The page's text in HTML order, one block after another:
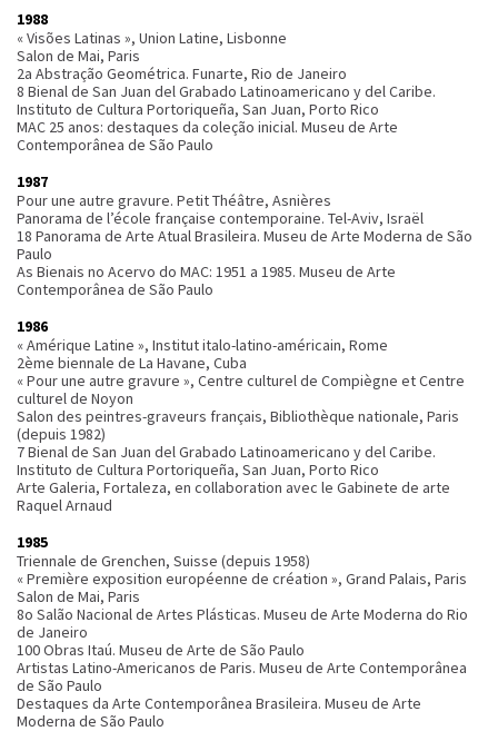
1988
« Visões Latinas », Union Latine, Lisbonne
Salon de Mai, Paris
2a Abstração Geométrica. Funarte, Rio de Janeiro
8 Bienal de San Juan del Grabado Latinoamericano y del Caribe.
Instituto de Cultura Portoriqueña, San Juan, Porto Rico
MAC 25 anos: destaques da coleção inicial. Museu de Arte
Contemporânea de São Paulo
1987
Pour une autre gravure. Petit Théâtre, Asnières
Panorama de l’école française contemporaine. Tel-Aviv, Israël
18 Panorama de Arte Atual Brasileira. Museu de Arte Moderna de São
Paulo
As Bienais no Acervo do MAC: 1951 a 1985. Museu de Arte
Contemporânea de São Paulo
1986
« Amérique Latine », Institut italo-latino-américain, Rome
2ème biennale de La Havane, Cuba
« Pour une autre gravure », Centre culturel de Compiègne et Centre
culturel de Noyon
Salon des peintres-graveurs français, Bibliothèque nationale, Paris
(depuis 1982)
7 Bienal de San Juan del Grabado Latinoamericano y del Caribe.
Instituto de Cultura Portoriqueña, San Juan, Porto Rico
Arte Galeria, Fortaleza, en collaboration avec le Gabinete de arte
Raquel Arnaud
1985
Triennale de Grenchen, Suisse (depuis 1958)
« Première exposition européenne de création », Grand Palais, Paris
Salon de Mai, Paris
8o Salão Nacional de Artes Plásticas. Museu de Arte Moderna do Rio
de Janeiro
100 Obras Itaú. Museu de Arte de São Paulo
Artistas Latino-Americanos de Paris. Museu de Arte Contemporânea
de São Paulo
Destaques da Arte Contemporânea Brasileira. Museu de Arte
Moderna de São Paulo